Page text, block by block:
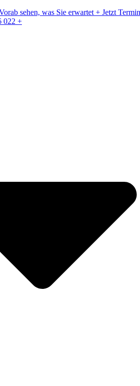
sehen, was Sie erwartet + Jetzt Termin
022 +